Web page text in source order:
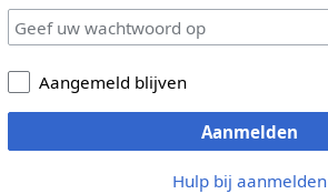
Aangemeld blijven
Aanmelden
Hulp bij aanmelden